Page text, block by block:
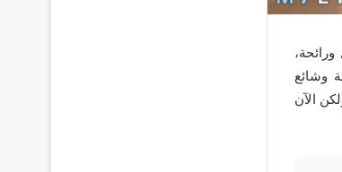
وشائع
الآن